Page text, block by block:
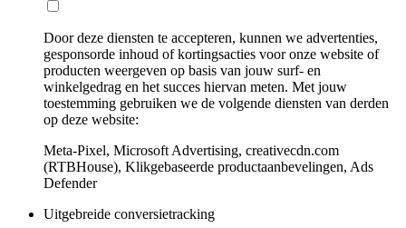
Door deze diensten te accepteren, kunnen we advertenties,
gesponsorde inhoud of kortingsacties voor onze website of
producten weergeven op basis van jouw surf- en
winkelgedrag en het succes hiervan meten. Met jouw
toestemming gebruiken we de volgende diensten van derden
op deze website:
Meta-Pixel, Microsoft Advertising, creativecdn.com
(RTBHouse), Klikgebaseerde productaanbevelingen, Ads
Defender
Uitgebreide conversietracking